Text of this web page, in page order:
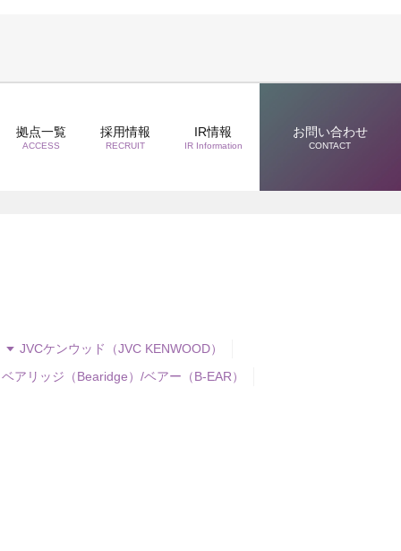
拠点一覧
ACCESS
採用情報
RECRUIT
IR情報
IR Information
お問い合わせ
CONTACT
JVCケンウッド（JVC KENWOOD）
ベアリッジ（Bearidge）/ベアー（B-EAR）